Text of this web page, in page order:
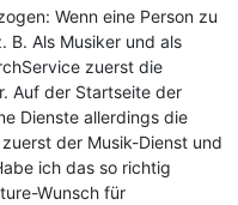
Wenn eine Person zu
B. Als Musiker und als
zuerst die
Auf der Startseite der
Dienste allerdings die
der Musik-Dienst und
ich das so richtig
Wunsch für